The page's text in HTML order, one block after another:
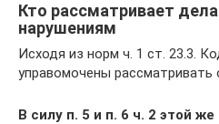
Кто рассматривает
нарушениям
Исходя из норм ч. 1 ст. 23.3.
управомочены рассматривать
В силу п. 5 и п. 6 ч. 2 этой